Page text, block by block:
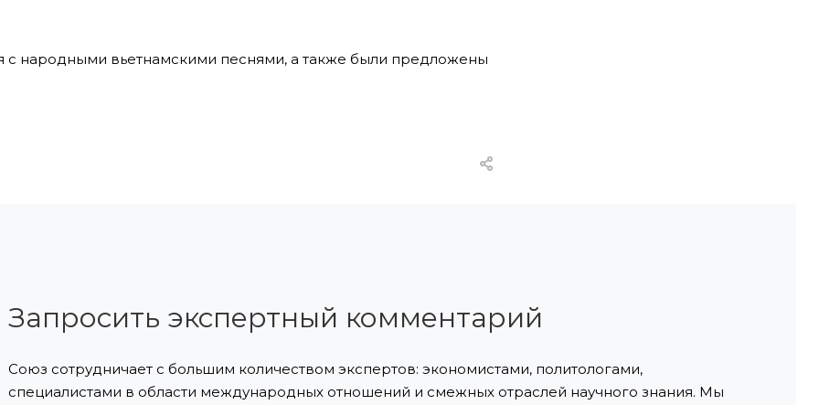
с народными вьетнамскими песнями, а также были предложены
Запросить экспертный комментарий
Союз сотрудничает с большим количеством экспертов: экономистами, политологами,
специалистами в области международных отношений и смежных отраслей научного знания. Мы